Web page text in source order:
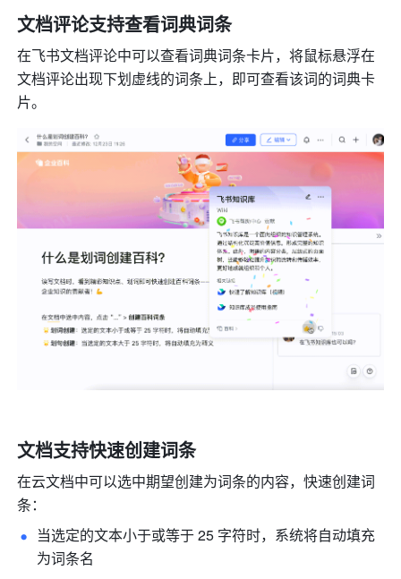
文档评论支持查看词典词条
在飞书文档评论中可以查看词典词条卡片，将鼠标悬浮在
文档评论出现下划虚线的词条上，即可查看该词的词典卡
片。
文档支持快速创建词条
在云文档中可以选中期望创建为词条的内容，快速创建词
条：
当选定的文本小于或等于 25 字符时，系统将自动填充
为词条名